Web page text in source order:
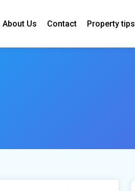
About Us Contact Property tips